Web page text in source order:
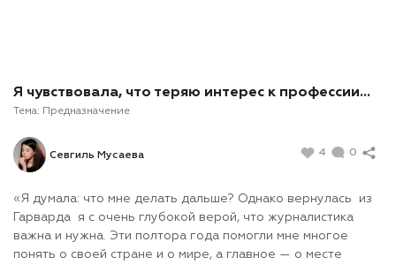
Я чувствовала, что теряю интерес к профессии…
Тема: Предназначение
Севгиль Мусаева 4 0
«Я думала: что мне делать дальше? Однако вернулась из
Гарварда я с очень глубокой верой, что журналистика
важна и нужна. Эти полтора года помогли мне многое
понять о своей стране и о мире, а главное — о месте